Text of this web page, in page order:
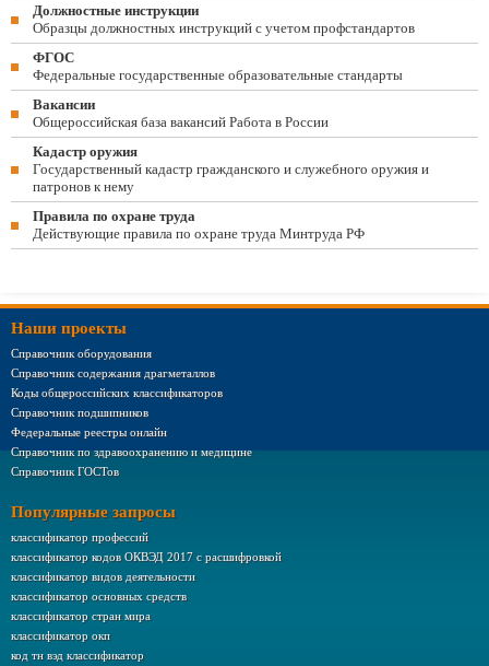
Должностные инструкции
Образцы должностных инструкций с учетом профстандартов
ФГОС
Федеральные государственные образовательные стандарты
Вакансии
Общероссийская база вакансий Работа в России
Кадастр оружия
Государственный кадастр гражданского и служебного оружия и
патронов к нему
Правила по охране труда
Действующие правила по охране труда Минтруда РФ
Наши проекты
Справочник оборудования
Справочник содержания драгметаллов
Коды общероссийских классификаторов
Справочник подшипников
Федеральные реестры онлайн
Справочник по здравоохранению и медицине
Справочник ГОСТов
Популярные запросы
классификатор профессий
классификатор кодов ОКВЭД 2017 с расшифровкой
классификатор видов деятельности
классификатор основных средств
классификатор стран мира
классификатор окп
код тн вэд классификатор